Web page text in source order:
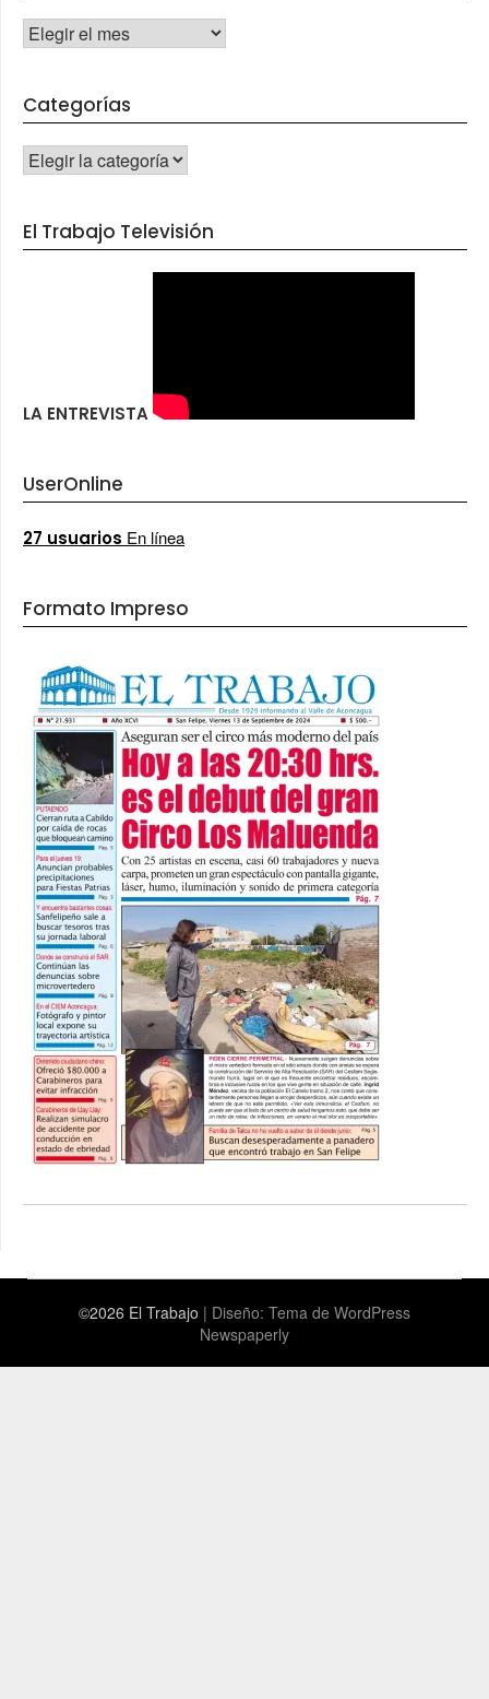
Archivos
Categorías
CATEGORÍAS
El Trabajo Televisión
LA ENTREVISTA
UserOnline
27 usuarios En línea
Formato Impreso
©2026 El Trabajo | Diseño: Tema de WordPress
Newspaperly